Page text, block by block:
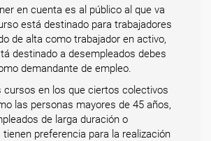
en cuenta es al público al que va
está destinado para trabajadores
de alta como trabajador en activo,
destinado a desempleados debes
demandante de empleo.
cursos en los que ciertos colectivos
las personas mayores de 45 años,
de larga duración o
preferencia para la realización